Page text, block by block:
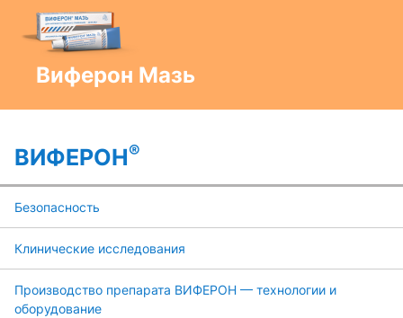
Виферон Мазь
ВИФЕРОН®
Безопасность
Клинические исследования
Производство препарата ВИФЕРОН — технологии и
оборудование